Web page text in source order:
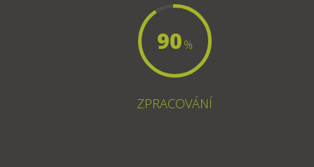
90%
ZPRACOVÁNÍ